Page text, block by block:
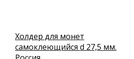
Холдер для монет
самоклеющийся d 27,5 мм.